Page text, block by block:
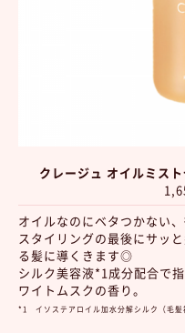
クレージュ オイルミス
オイルなのにベタつかない
スタイリングの最後にサッ
る髪に導くきます◎
シルク美容液*1成分配合で
ワイトムスクの香り。
*1 イソステアロイル加水分解シルク（毛髪